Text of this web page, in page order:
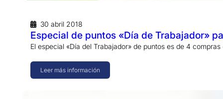
30 abril 2018
Especial de puntos «Día de Trabajador»
El especial «Día del Trabajador» de puntos es de 4
Leer más información